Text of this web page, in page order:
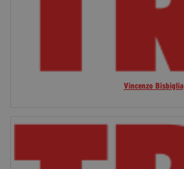
Vincenzo Bisbiglia